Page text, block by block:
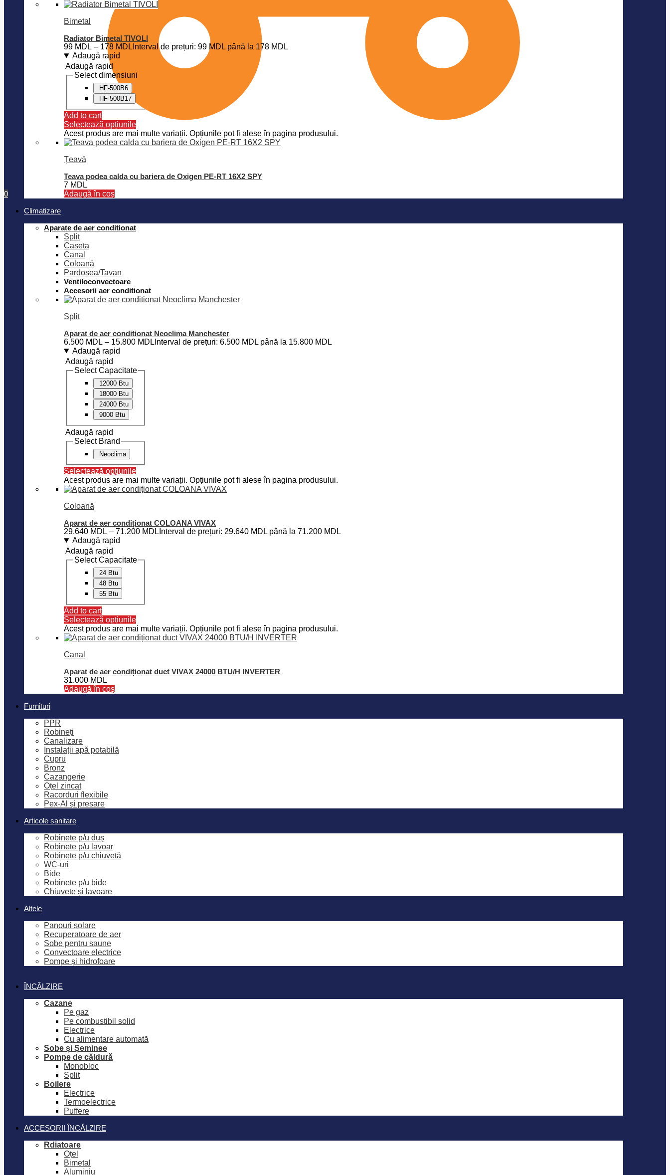
0
Bimetal
Radiator Bimetal TIVOLI
99 MDL – 178 MDL Interval de prețuri: 99 MDL până la 178 MDL
Adaugă rapid
Adaugă rapid
Select dimensiuni
HF-500B6
HF-500B17
Add to cart
Selectează opțiunile
Acest produs are mai multe variații. Opțiunile pot fi alese în pagina produsului.
Țeavă
Teava podea calda cu bariera de Oxigen PE-RT 16X2 SPY
7 MDL
Adaugă în coș
Climatizare
Aparate de aer conditionat
Split
Caseta
Canal
Coloană
Pardosea/Tavan
Ventiloconvectoare
Accesorii aer conditionat
Split
Aparat de aer conditionat Neoclima Manchester
6.500 MDL – 15.800 MDL Interval de prețuri: 6.500 MDL până la 15.800 MDL
Adaugă rapid
Adaugă rapid
Select Capacitate
12000 Btu
18000 Btu
24000 Btu
9000 Btu
Adaugă rapid
Select Brand
Neoclima
Selectează opțiunile
Acest produs are mai multe variații. Opțiunile pot fi alese în pagina produsului.
Coloană
Aparat de aer condiționat COLOANA VIVAX
29.640 MDL – 71.200 MDL Interval de prețuri: 29.640 MDL până la 71.200 MDL
Adaugă rapid
Adaugă rapid
Select Capacitate
24 Btu
48 Btu
55 Btu
Add to cart
Selectează opțiunile
Acest produs are mai multe variații. Opțiunile pot fi alese în pagina produsului.
Canal
Aparat de aer condiționat duct VIVAX 24000 BTU/H INVERTER
31.000 MDL
Adaugă în coș
Furnituri
PPR
Robineți
Canalizare
Instalații apă potabilă
Cupru
Bronz
Cazangerie
Oțel zincat
Racorduri flexibile
Pex-Al și presare
Articole sanitare
Robinete p/u duș
Robinete p/u lavoar
Robinete p/u chiuvetă
WC-uri
Bide
Robinete p/u bide
Chiuvete și lavoare
Altele
Panouri solare
Recuperatoare de aer
Sobe pentru saune
Convectoare electrice
Pompe și hidrofoare
ÎNCĂLZIRE
Cazane
Pe gaz
Pe combustibil solid
Electrice
Cu alimentare automată
Sobe și Șeminee
Pompe de căldură
Monobloc
Split
Boilere
Electrice
Termoelectrice
Puffere
ACCESORII ÎNCĂLZIRE
Rdiatoare
Oțel
Bimetal
Aluminiu